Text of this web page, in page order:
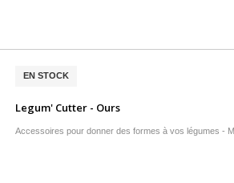
EN STOCK
Legum' Cutter - Ours
Accessoires pour donner des formes à vos légumes -